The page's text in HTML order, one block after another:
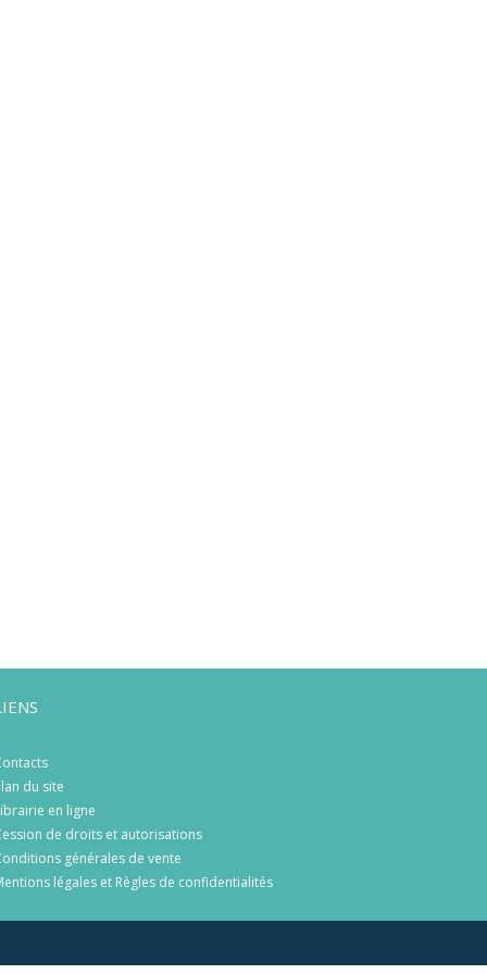
du site
en ligne
de droits et autorisations
générales de vente
légales et Règles de confidentialités